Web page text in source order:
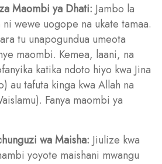
Maombi ya Dhati: Jambo la
ni wewe uogope na ukate tamaa.
tu unapogundua umeota
maombi. Kemea, laani, na
katika ndoto hiyo kwa Jina
au tafuta kinga kwa Allah na
Fanya maombi ya
wa Maisha: Jiulize kwa
yoyote maishani mwangu